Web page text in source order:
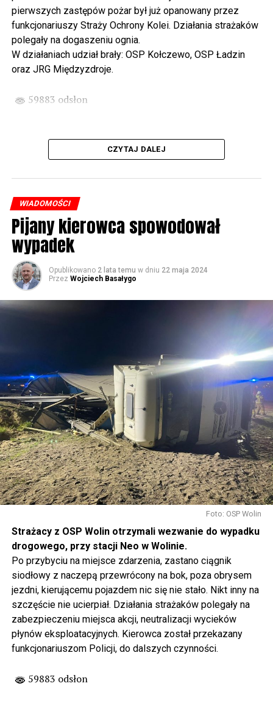
Wyjątkowym wydarzeniem będzie koncert w wykonaniu
Kawuś Music Project, podczas którego wysłuchamy
polskich przebojów w jazzowej aranżacji (godz. 20.00
przed biblioteką). Podczas koncertu zaplanowaliśmy dla
Projektów Interreg VI A – Kultura i zrównoważona
turystyka.
(Niemcy), Biblioteka Publiczna Gminy Wolin, Parafia
Rzymskokatolicka w Wolinie
59884 odsłon
pierwszych zastępów pożar był już opanowany przez
funkcjonariuszy Straży Ochrony Kolei. Działania strażaków
polegały na dogaszeniu ognia.
W działaniach udział brały: OSP Kołczewo, OSP Ładzin
oraz JRG Międzyzdroje.
59883 odsłon
CZYTAJ DALEJ
WIADOMOŚCI
Pijany kierowca spowodował
wypadek
Opublikowano 2 lata temu w dniu 22 maja 2024
Przez Wojciech Basałygo
Foto: OSP Wolin
Strażacy z OSP Wolin otrzymali wezwanie do wypadku
drogowego, przy stacji Neo w Wolinie.
Po przybyciu na miejsce zdarzenia, zastano ciągnik
siodłowy z naczepą przewrócony na bok, poza obrysem
jezdni, kierującemu pojazdem nic się nie stało. Nikt inny na
szczęście nie ucierpiał. Działania strażaków polegały na
zabezpieczeniu miejsca akcji, neutralizacji wycieków
płynów eksploatacyjnych. Kierowca został przekazany
funkcjonariuszom Policji, do dalszych czynności.
59883 odsłon